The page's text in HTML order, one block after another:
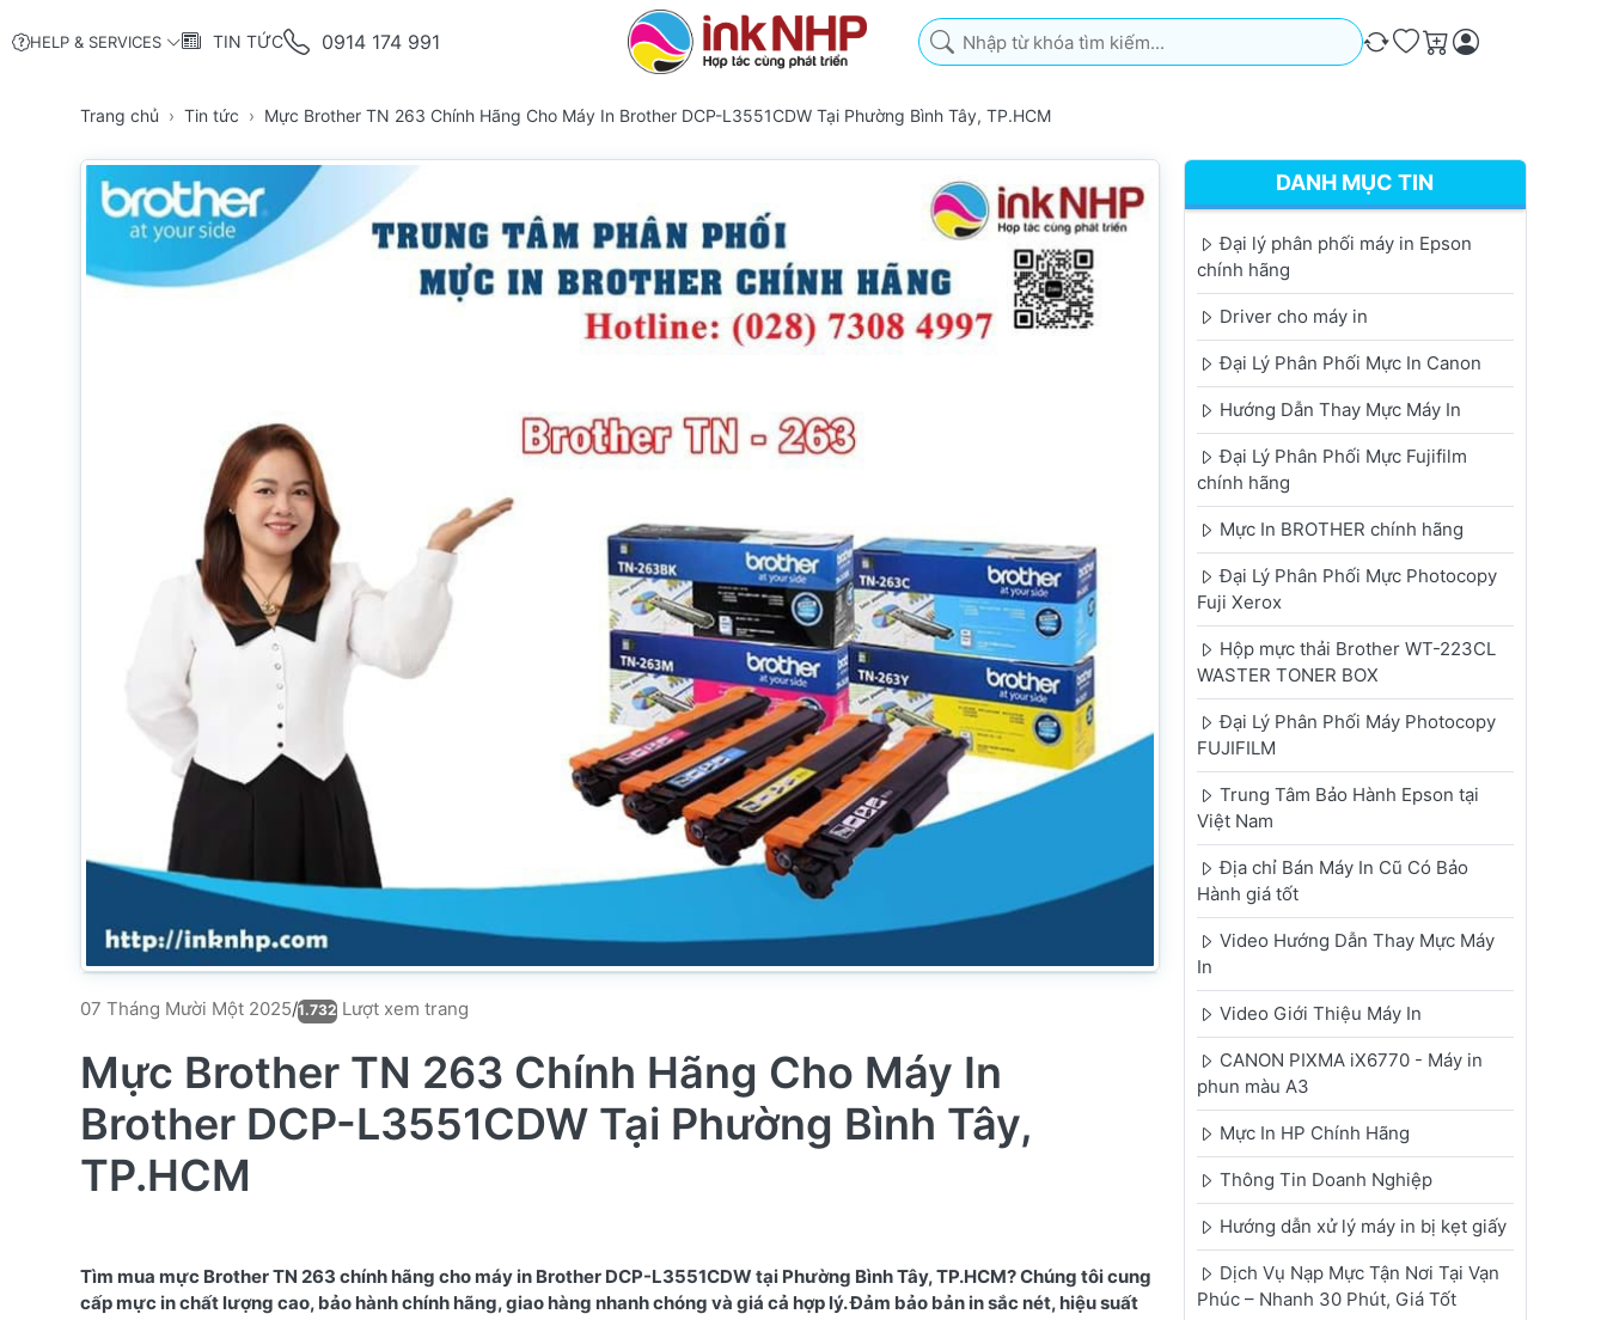
HELP & SERVICES TIN TỨC 0914 174 991
Nhập từ khóa tìm kiếm. Kết quả sẽ tự động xuất hiện khi bạn nhập. Nhấn phím
So sánh
Ưa thích
Giỏ hàng
Trang chủ Tin tức Mực Brother TN 263 Chính Hãng Cho Máy In Brother DCP-L3551CDW Tại Phường Bình Tây, TP.HCM
07 Tháng Mười Một 2025/1.732 Lượt xem trang
Mực Brother TN 263 Chính Hãng Cho Máy In
Brother DCP-L3551CDW Tại Phường Bình Tây,
TP.HCM
Tìm mua mực Brother TN 263 chính hãng cho máy in Brother DCP-L3551CDW tại Phường Bình Tây, TP.HCM? Chúng tôi cung
cấp mực in chất lượng cao, bảo hành chính hãng, giao hàng nhanh chóng và giá cả hợp lý. Đảm bảo bản in sắc nét, hiệu suất
DANH MỤC TIN
Đại lý phân phối máy in Epson
chính hãng
Driver cho máy in
Đại Lý Phân Phối Mực In Canon
Hướng Dẫn Thay Mực Máy In
Đại Lý Phân Phối Mực Fujifilm
chính hãng
Mực In BROTHER chính hãng
Đại Lý Phân Phối Mực Photocopy
Fuji Xerox
Hộp mực thải Brother WT-223CL
WASTER TONER BOX
Đại Lý Phân Phối Máy Photocopy
FUJIFILM
Trung Tâm Bảo Hành Epson tại
Việt Nam
Địa chỉ Bán Máy In Cũ Có Bảo
Hành giá tốt
Video Hướng Dẫn Thay Mực Máy
In
Video Giới Thiệu Máy In
CANON PIXMA iX6770 - Máy in
phun màu A3
Mực In HP Chính Hãng
Thông Tin Doanh Nghiệp
Hướng dẫn xử lý máy in bị kẹt giấy
Dịch Vụ Nạp Mực Tận Nơi Tại Vạn
Phúc – Nhanh 30 Phút, Giá Tốt